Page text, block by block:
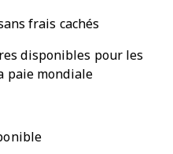
frais cachés
disponibles pour les
paie mondiale